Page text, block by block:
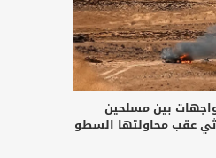
بين مسلحين
عقب محاولتها السطو